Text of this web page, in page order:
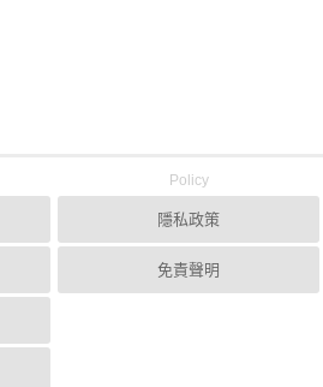
Policy
隱私政策
免責聲明